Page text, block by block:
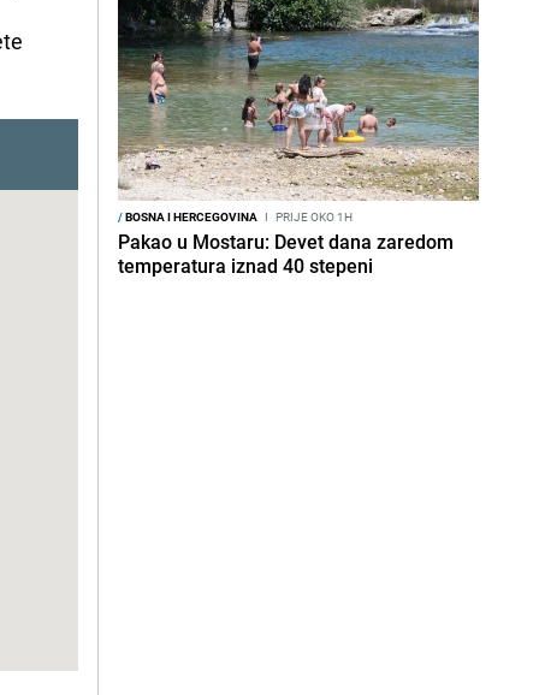
/BOSNA I HERCEGOVINA I PRIJE OKO 1H
Pakao u Mostaru: Devet dana zaredom
temperatura iznad 40 stepeni